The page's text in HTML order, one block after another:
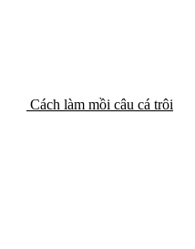
Cách làm mồi câu cá trôi